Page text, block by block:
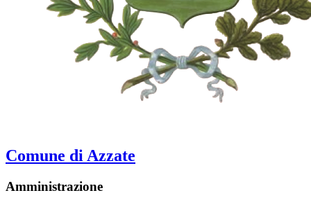
Comune di Azzate
Amministrazione